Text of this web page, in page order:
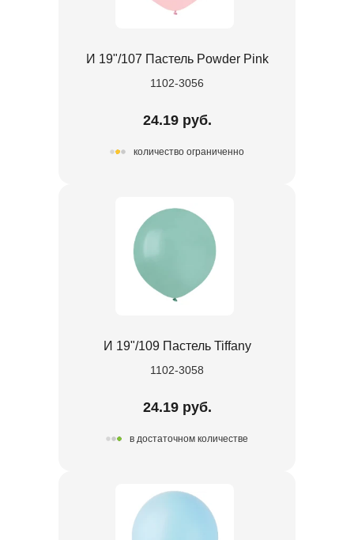
И 19"/107 Пастель Powder Pink
1102-3056
24.19 руб.
количество ограниченно
И 19"/109 Пастель Tiffany
1102-3058
24.19 руб.
в достаточном количестве